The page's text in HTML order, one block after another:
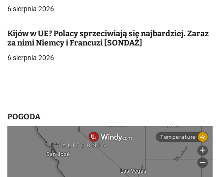
w
i
s
6 sierpnia 2026
Kijów w UE? Polacy sprzeciwiają się najbardziej. Zaraz
za nimi Niemcy i Francuzi [SONDAŻ]
6 sierpnia 2026
POGODA